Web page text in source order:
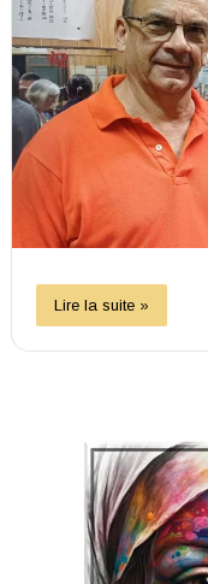
Lire la suite »